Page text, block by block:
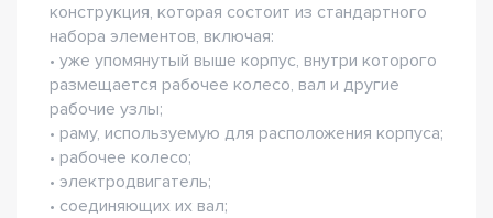
конструкция, которая состоит из стандартного
набора элементов, включая:
• уже упомянутый выше корпус, внутри которого
размещается рабочее колесо, вал и другие
рабочие узлы;
• раму, используемую для расположения корпуса;
• рабочее колесо;
• электродвигатель;
• соединяющих их вал;